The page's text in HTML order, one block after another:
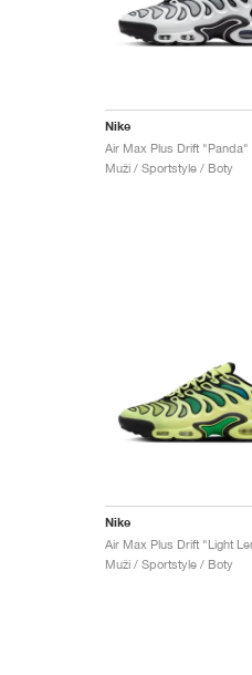
Nike
Air Max Plus Drift "Panda"
Muži / Sportstyle / Boty
Nike
Muži / Sportstyle / Boty